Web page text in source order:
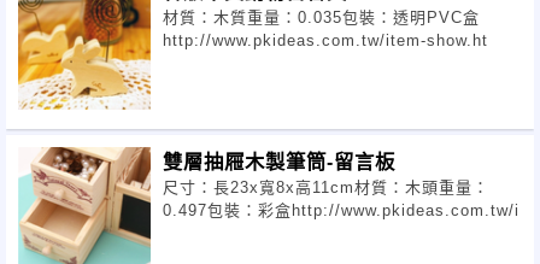
材質：木質重量：0.035包裝：透明PVC盒
http://www.pkideas.com.tw/item-show.ht
雙層抽屜木製筆筒-留言板
尺寸：長23x寬8x高11cm材質：木頭重量：
0.497包裝：彩盒http://www.pkideas.com.tw/i